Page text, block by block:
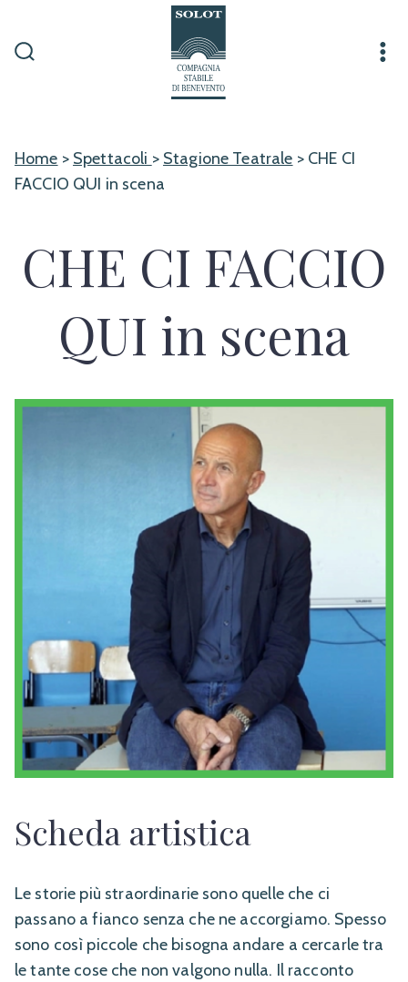
Home > Spettacoli > Stagione Teatrale > CHE CI
FACCIO QUI in scena
CHE CI FACCIO
QUI in scena
Scheda artistica
Le storie più straordinarie sono quelle che ci
passano a fianco senza che ne accorgiamo. Spesso
sono così piccole che bisogna andare a cercarle tra
le tante cose che non valgono nulla. Il racconto